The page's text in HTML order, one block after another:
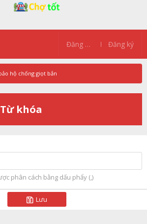
Đăng nhập Đăng ký
hộ chống giọt bắn
khóa
phân cách bằng dấu phẩy (,)
Lưu